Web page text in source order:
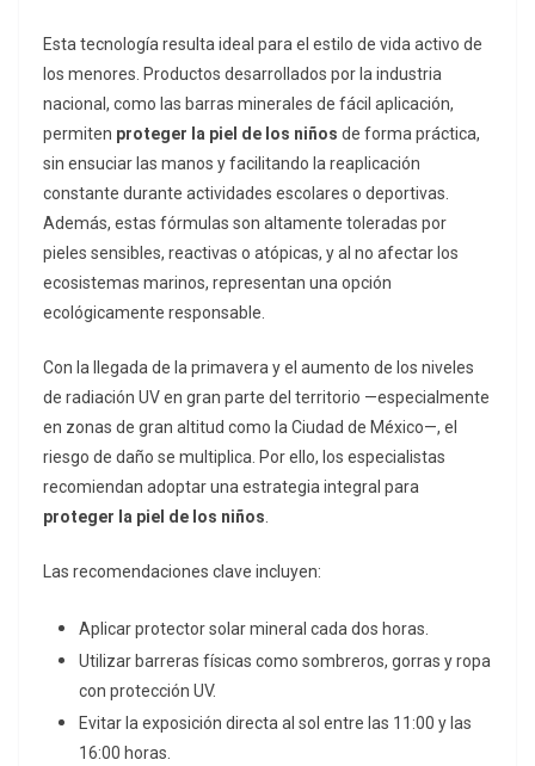
Esta tecnología resulta ideal para el estilo de vida activo de
los menores. Productos desarrollados por la industria
nacional, como las barras minerales de fácil aplicación,
permiten proteger la piel de los niños de forma práctica,
sin ensuciar las manos y facilitando la reaplicación
constante durante actividades escolares o deportivas.
Además, estas fórmulas son altamente toleradas por
pieles sensibles, reactivas o atópicas, y al no afectar los
ecosistemas marinos, representan una opción
ecológicamente responsable.
Con la llegada de la primavera y el aumento de los niveles
de radiación UV en gran parte del territorio —especialmente
en zonas de gran altitud como la Ciudad de México—, el
riesgo de daño se multiplica. Por ello, los especialistas
recomiendan adoptar una estrategia integral para
proteger la piel de los niños
Las recomendaciones clave incluyen:
Aplicar protector solar mineral cada dos horas.
Utilizar barreras físicas como sombreros, gorras y ropa
con protección UV.
Evitar la exposición directa al sol entre las 11:00 y las
16:00 horas.